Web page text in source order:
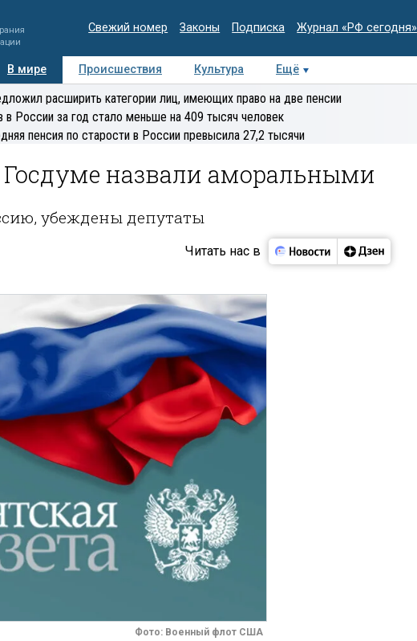
Свежий номер Законы Подписка Журнал «РФ сегодня»
В мире Происшествия Культура Ещё
Медиацентр Интервью Колумнисты
Деловая
расширить категории лиц, имеющих право на две пенсии
в России за год стало меньше на 409 тысяч человек
пенсия по старости в России превысила 27,2 тысячи
Госдуме назвали аморальными
убеждены депутаты
Читать нас в
Фото: Военный флот США